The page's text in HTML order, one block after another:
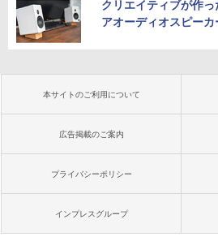
クリエイティブが作
アオーディオスピーカ
本サイトのご利用について
広告掲載のご案内
プライバシーポリシー
インプレスグループ